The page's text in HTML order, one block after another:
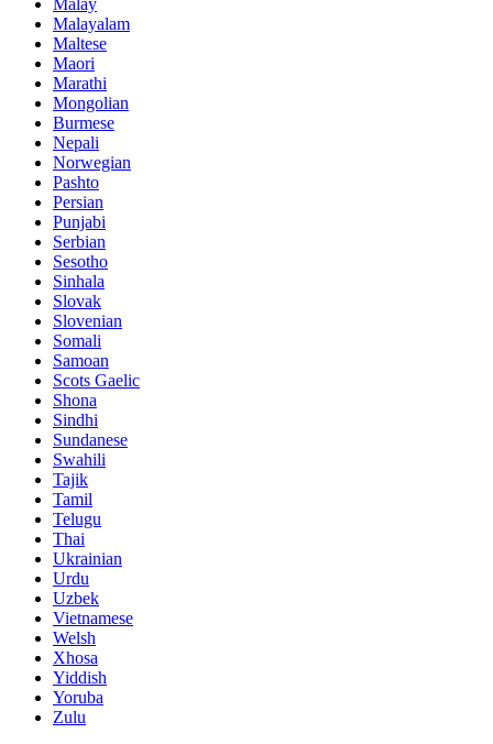
Malay
Malayalam
Maltese
Maori
Marathi
Mongolian
Burmese
Nepali
Norwegian
Pashto
Persian
Punjabi
Serbian
Sesotho
Sinhala
Slovak
Slovenian
Somali
Samoan
Scots Gaelic
Shona
Sindhi
Sundanese
Swahili
Tajik
Tamil
Telugu
Thai
Ukrainian
Urdu
Uzbek
Vietnamese
Welsh
Xhosa
Yiddish
Yoruba
Zulu